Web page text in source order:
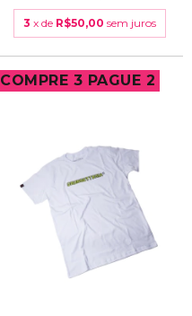
3 x de R$50,00 sem juros
COMPRE 3 PAGUE 2